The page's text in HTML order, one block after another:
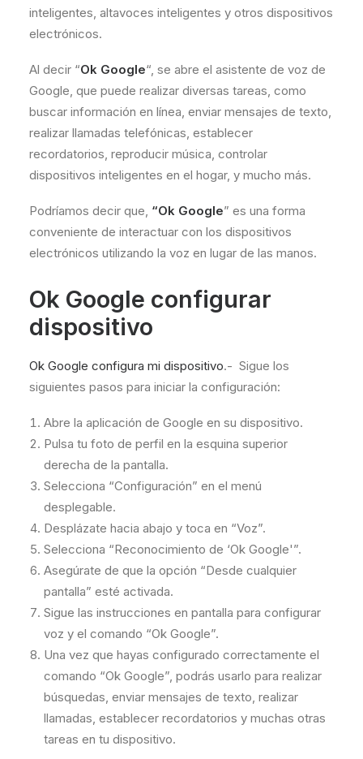
inteligentes, altavoces inteligentes y otros dispositivos
electrónicos.
Al decir “Ok Google“, se abre el asistente de voz de
Google, que puede realizar diversas tareas, como
buscar información en línea, enviar mensajes de texto,
realizar llamadas telefónicas, establecer
recordatorios, reproducir música, controlar
dispositivos inteligentes en el hogar, y mucho más.
Podríamos decir que, “Ok Google” es una forma
conveniente de interactuar con los dispositivos
electrónicos utilizando la voz en lugar de las manos.
Ok Google configurar
dispositivo
Ok Google configura mi dispositivo.- Sigue los
siguientes pasos para iniciar la configuración:
Abre la aplicación de Google en su dispositivo.
Pulsa tu foto de perfil en la esquina superior
derecha de la pantalla.
Selecciona “Configuración” en el menú
desplegable.
Desplázate hacia abajo y toca en “Voz”.
Selecciona “Reconocimiento de ‘Ok Google'”.
Asegúrate de que la opción “Desde cualquier
pantalla” esté activada.
Sigue las instrucciones en pantalla para configurar
voz y el comando “Ok Google”.
Una vez que hayas configurado correctamente el
comando “Ok Google”, podrás usarlo para realizar
búsquedas, enviar mensajes de texto, realizar
llamadas, establecer recordatorios y muchas otras
tareas en tu dispositivo.